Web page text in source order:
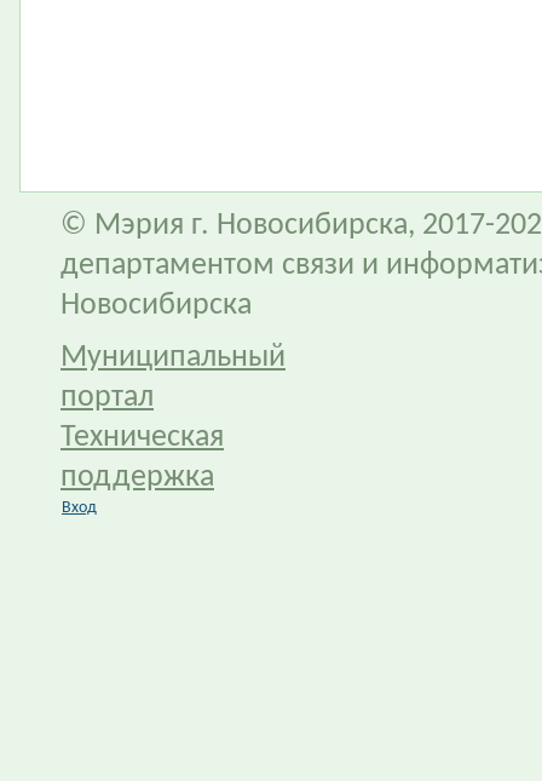
© Мэрия г. Новосибирска, 2017-
департаментом связи и
Новосибирска
Муниципальный
портал
Техническая
поддержка
Вход